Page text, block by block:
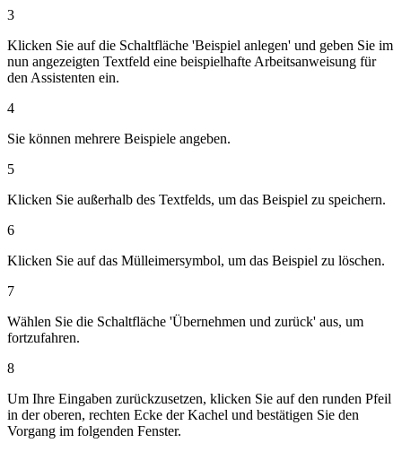
3
Klicken Sie auf die Schaltfläche 'Beispiel anlegen' und geben Sie im
nun angezeigten Textfeld eine beispielhafte Arbeitsanweisung für
den Assistenten ein.
4
Sie können mehrere Beispiele angeben.
5
Klicken Sie außerhalb des Textfelds, um das Beispiel zu speichern.
6
Klicken Sie auf das Mülleimersymbol, um das Beispiel zu löschen.
7
Wählen Sie die Schaltfläche 'Übernehmen und zurück' aus, um
fortzufahren.
8
Um Ihre Eingaben zurückzusetzen, klicken Sie auf den runden Pfeil
in der oberen, rechten Ecke der Kachel und bestätigen Sie den
Vorgang im folgenden Fenster.